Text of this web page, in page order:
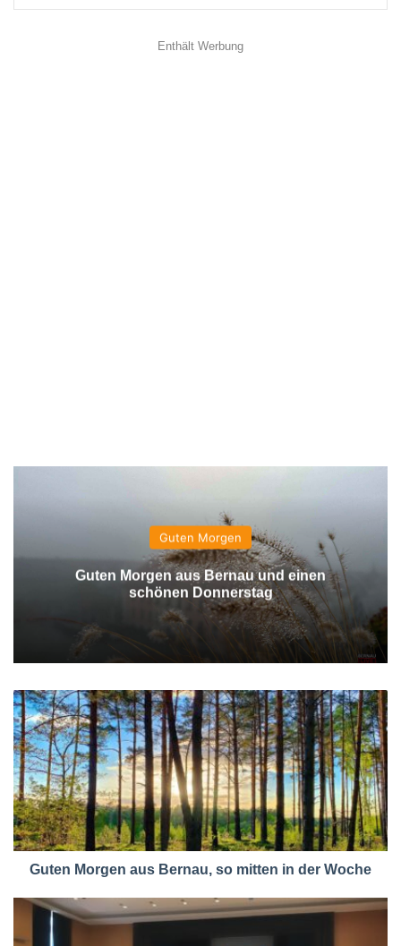
Enthält Werbung
Guten Morgen
Guten Morgen aus Bernau und einen
schönen Donnerstag
Guten Morgen aus Bernau, so mitten in der Woche